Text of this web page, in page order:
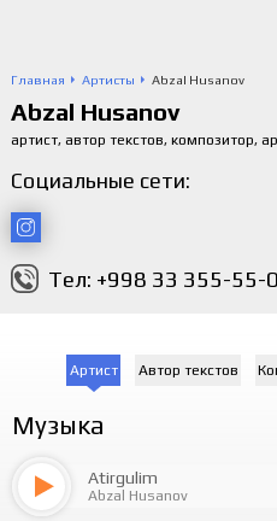
Главная Артисты Abzal Husanov
Abzal Husanov
артист, автор текстов, композитор,
Социальные сети:
Тел: +998 33 355-55-
Артист Автор текстов
Музыка
Atirgulim
Abzal Husanov